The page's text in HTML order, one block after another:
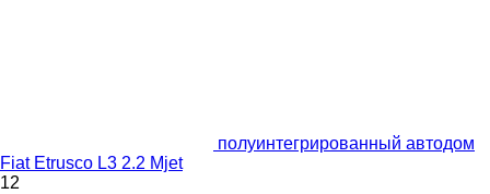
полуинтегрированный автодом
Fiat Etrusco L3 2.2 Mjet
12